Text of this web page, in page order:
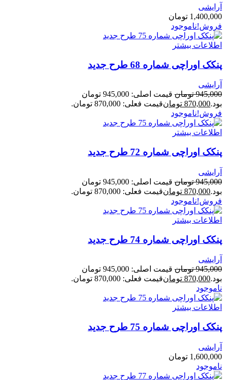
آرایشی
1,400,000 تومان
فروش!ناموجود
اطلاعات بیشتر
پنکک اوراچی شماره 68 طرح جدید
آرایشی
945,000 تومان
قیمت اصلی: 945,000 تومان
بود.870,000 تومانقیمت فعلی: 870,000 تومان.
فروش!ناموجود
اطلاعات بیشتر
پنکک اوراچی شماره 72 طرح جدید
آرایشی
945,000 تومان
قیمت اصلی: 945,000 تومان
بود.870,000 تومانقیمت فعلی: 870,000 تومان.
فروش!ناموجود
اطلاعات بیشتر
پنکک اوراچی شماره 74 طرح جدید
آرایشی
945,000 تومان
قیمت اصلی: 945,000 تومان
بود.870,000 تومانقیمت فعلی: 870,000 تومان.
ناموجود
اطلاعات بیشتر
پنکک اوراچی شماره 75 طرح جدید
آرایشی
1,600,000 تومان
ناموجود